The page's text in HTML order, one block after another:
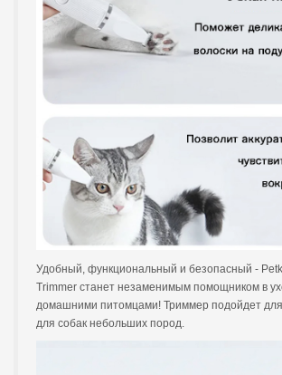
Удобный, функциональный и безопасный -
Trimmer станет незаменимым помощником в
домашними питомцами! Триммер подойдет для
для собак небольших пород.